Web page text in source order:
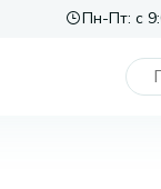
Пн-Пт: с